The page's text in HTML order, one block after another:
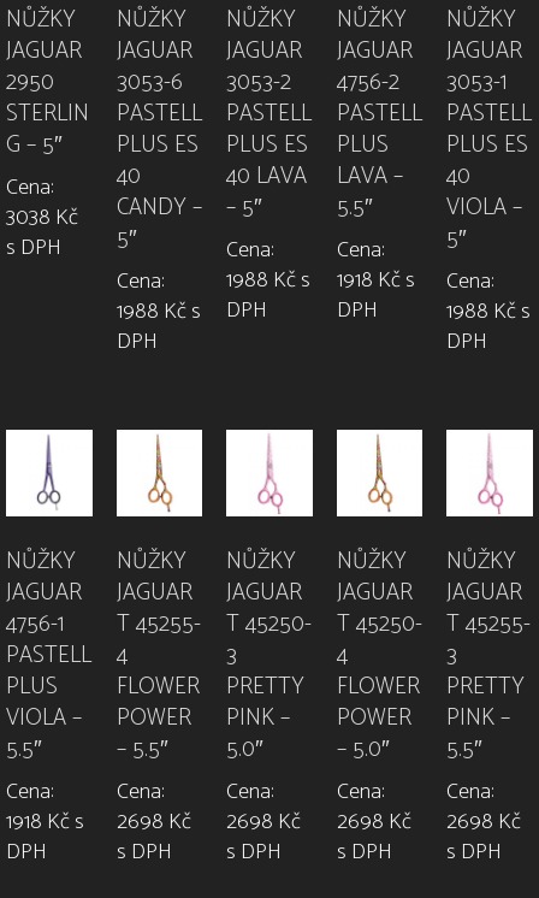
NŮŽKY
JAGUAR
2950
STERLIN
G – 5″
Cena:
3038 Kč
s DPH
NŮŽKY
JAGUAR
3053-6
PASTELL
PLUS ES
40
CANDY –
5″
Cena:
1988 Kč s
DPH
NŮŽKY
JAGUAR
3053-2
PASTELL
PLUS ES
40 LAVA
– 5″
Cena:
1988 Kč s
DPH
NŮŽKY
JAGUAR
4756-2
PASTELL
PLUS
LAVA –
5.5″
Cena:
1918 Kč s
DPH
NŮŽKY
JAGUAR
3053-1
PASTELL
PLUS ES
40
VIOLA –
5″
Cena:
1988 Kč s
DPH
NŮŽKY
JAGUAR
4756-1
PASTELL
PLUS
VIOLA –
5.5″
Cena:
1918 Kč s
DPH
NŮŽKY
JAGUAR
T 45255-
4
FLOWER
POWER
– 5.5″
Cena:
2698 Kč
s DPH
NŮŽKY
JAGUAR
T 45250-
3
PRETTY
PINK –
5.0″
Cena:
2698 Kč
s DPH
NŮŽKY
JAGUAR
T 45250-
4
FLOWER
POWER
– 5.0″
Cena:
2698 Kč
s DPH
NŮŽKY
JAGUAR
T 45255-
3
PRETTY
PINK –
5.5″
Cena:
2698 Kč
s DPH